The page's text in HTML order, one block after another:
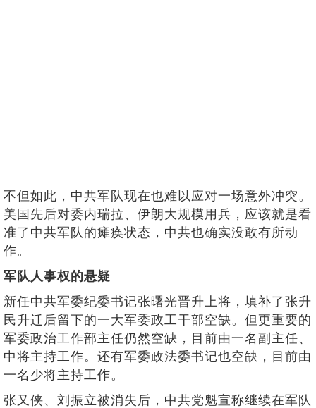
不但如此，中共军队现在也难以应对一场意外冲突。
美国先后对委内瑞拉、伊朗大规模用兵，应该就是看
准了中共军队的瘫痪状态，中共也确实没敢有所动
作。
军队人事权的悬疑
新任中共军委纪委书记张曙光晋升上将，填补了张升
民升迁后留下的一大军委政工干部空缺。但更重要的
军委政治工作部主任仍然空缺，目前由一名副主任、
中将主持工作。还有军委政法委书记也空缺，目前由
一名少将主持工作。
张又侠、刘振立被消失后，中共党魁宣称继续在军队